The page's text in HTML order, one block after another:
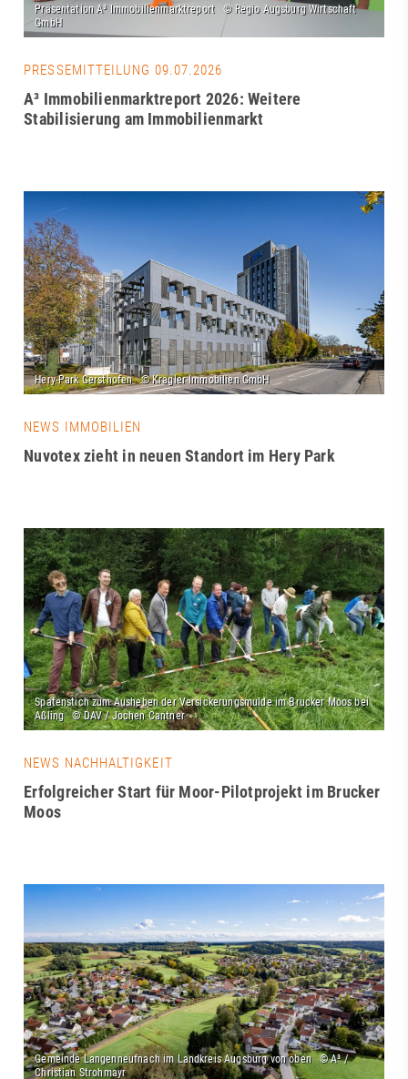
PRESSEMITTEILUNG 09.07.2026
A³ Immobilienmarktreport 2026: Weitere
Stabilisierung am Immobilienmarkt
NEWS IMMOBILIEN
Nuvotex zieht in neuen Standort im Hery Park
NEWS NACHHALTIGKEIT
Erfolgreicher Start für Moor-Pilotprojekt im Brucker
Moos